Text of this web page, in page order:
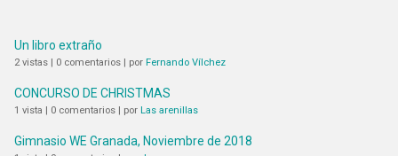
Un libro extraño
2 vistas | 0 comentarios | por Fernando Vílchez
CONCURSO DE CHRISTMAS
1 vista | 0 comentarios | por Las arenillas
Gimnasio WE Granada, Noviembre de 2018